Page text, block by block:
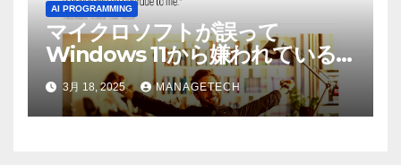
AI PROGRAMMING
マイクロソフトが誤って
Windows 11から嫌われている
AI機能を削除したことにユーザ
ーが歓喜
3月 18, 2025 MANAGETECH